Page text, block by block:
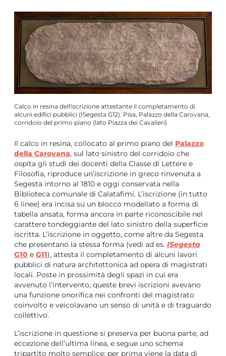
Calco in resina dell'iscrizione attestante il completamento di
alcuni edifici pubblici (ISegesta G12). Pisa, Palazzo della Carovana,
corridoio del primo piano (lato Piazza dei Cavalieri)
Il calco in resina, collocato al primo piano del Palazzo
della Carovana, sul lato sinistro del corridoio che
ospita gli studi dei docenti della Classe di Lettere e
Filosofia, riproduce un’iscrizione in greco rinvenuta a
Segesta intorno al 1810 e oggi conservata nella
Biblioteca comunale di Calatafimi. L’iscrizione (in tutto
6 linee) era incisa su un blocco modellato a forma di
tabella ansata, forma ancora in parte riconoscibile nel
carattere tondeggiante del lato sinistro della superficie
iscritta. L’iscrizione in oggetto, come altre da Segesta
che presentano la stessa forma (vedi ad es. ISegesta
G10 e G11), attesta il completamento di alcuni lavori
pubblici di natura architettonica ad opera di magistrati
locali. Poste in prossimità degli spazi in cui era
avvenuto l’intervento, queste brevi iscrizioni avevano
una funzione onorifica nei confronti del magistrato
coinvolto e veicolavano un senso di unità e di traguardo
collettivo.
L’iscrizione in questione si preserva per buona parte, ad
eccezione dell’ultima linea, e segue uno schema
tripartito molto semplice: per prima viene la data di